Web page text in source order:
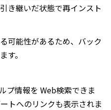
き継いだ状態で再インスト
可能性があるため、バック
す。
プ情報を Web検索できま
トへのリンクも表示されま